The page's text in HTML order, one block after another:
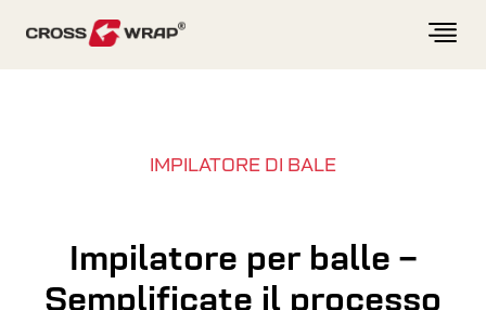
IMPILATORE DI BALE
Impilatore per balle –
Semplificate il processo